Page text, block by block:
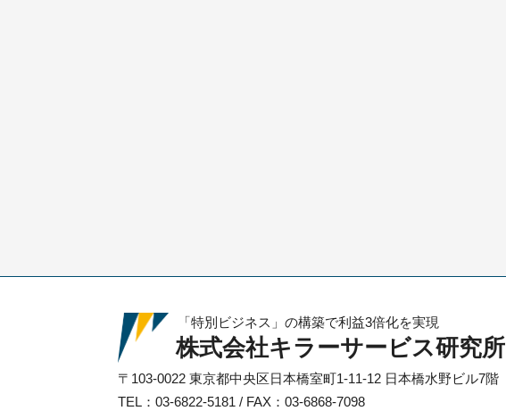
「特別ビジネス」の構築で利益3倍化を実現
株式会社キラーサービス研究所
〒103-0022 東京都中央区日本橋室町1-11-12 日本橋水野ビル7階
TEL：03-6822-5181 / FAX：03-6868-7098